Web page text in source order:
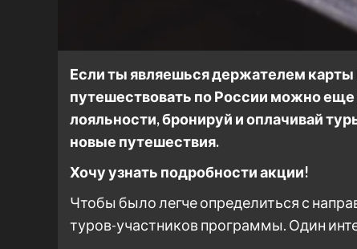
Если ты являешься держателем карты
путешествовать по России можно
лояльности, бронируй и оплачивай
новые путешествия.
Хочу узнать подробности акции!
Чтобы было легче определиться с
туров-участников программы. Один